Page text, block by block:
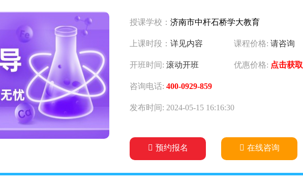
授课学校： 济南市中杆石桥学大教育
上课时段： 详见内容 课程价格: 请咨询
开班时间: 滚动开班 优惠价格: 点击获取
咨询电话: 400-0929-859
发布时间: 2024-05-15 16:16:30
预约报名 在线咨询